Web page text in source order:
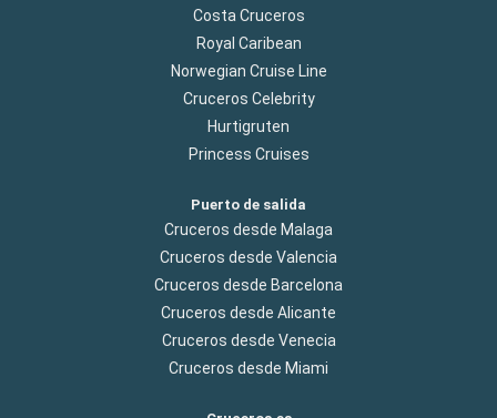
Costa Cruceros
Royal Caribean
Norwegian Cruise Line
Cruceros Celebrity
Hurtigruten
Princess Cruises
Puerto de salida
Cruceros desde Malaga
Cruceros desde Valencia
Cruceros desde Barcelona
Cruceros desde Alicante
Cruceros desde Venecia
Cruceros desde Miami